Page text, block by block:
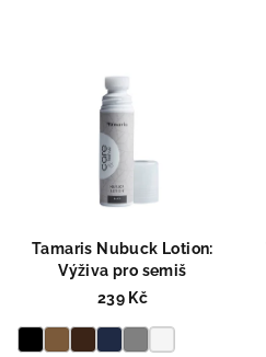
Tamaris Nubuck Lotion:
Výživa pro semiš
239 Kč